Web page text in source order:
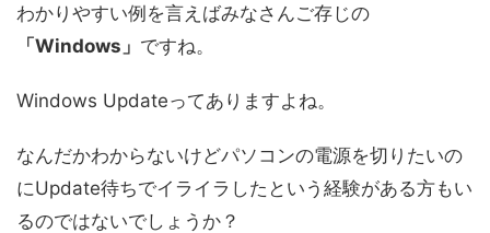
わかりやすい例を言えばみなさんご存じの
「Windows」 ですね。
Windows Updateってありますよね。
なんだかわからないけどパソコンの電源を切りたいの
にUpdate待ちでイライラしたという経験がある方もい
るのではないでしょうか？